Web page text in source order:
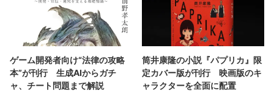
ゲーム開発者向け“法律の攻略
本”が刊行 生成AIからガチ
ャ、チート問題まで解説
筒井康隆の小説『パプリカ』限
定カバー版が刊行 映画版のキ
ャラクターを全面に配置